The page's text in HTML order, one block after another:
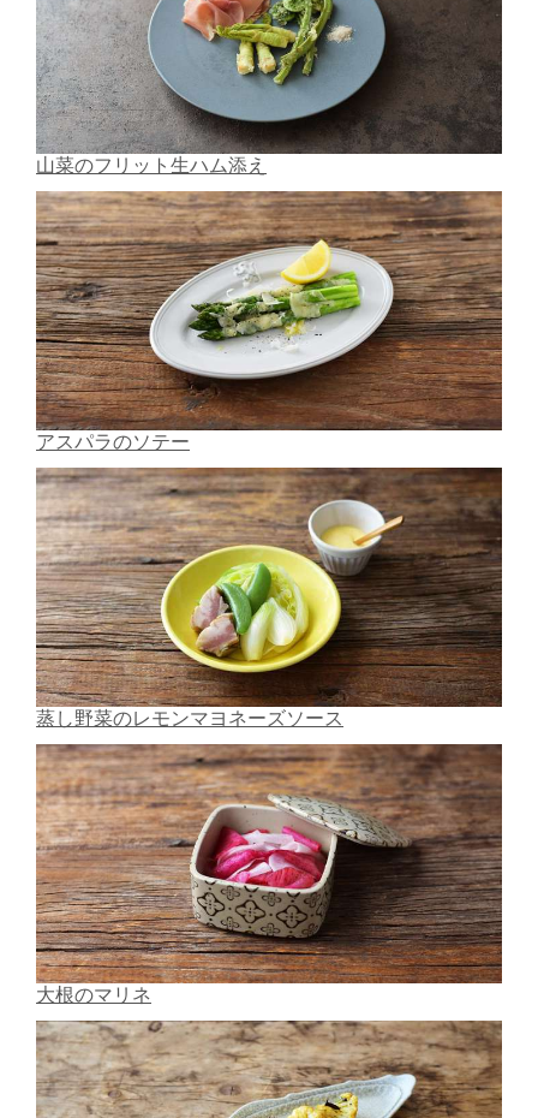
山菜のフリット生ハム添え
アスパラのソテー
蒸し野菜のレモンマヨネーズソース
大根のマリネ